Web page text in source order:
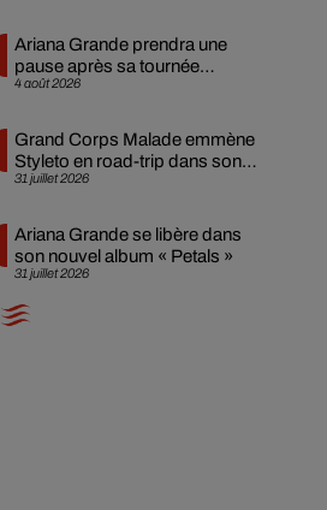
4 août 2026
Ariana Grande prendra une
pause après sa tournée
mondiale
31 juillet 2026
Grand Corps Malade emmène
Styleto en road-trip dans son
nouveau clip
31 juillet 2026
Ariana Grande se libère dans
son nouvel album « Petals »